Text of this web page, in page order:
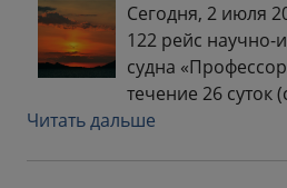
Сегодня, 2 июля
122 рейс научно-
судна
течение 26 суток
Читать дальше